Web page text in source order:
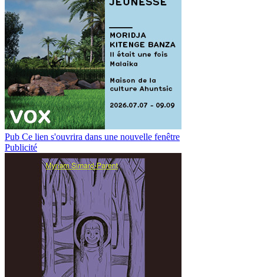
Pub Ce lien s'ouvrira dans une nouvelle fenêtre
Publicité